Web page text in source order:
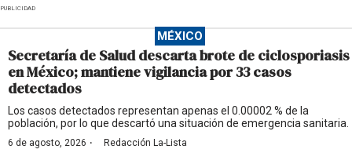
PUBLICIDAD
MÉXICO
Secretaría de Salud descarta brote de ciclosporiasis
en México; mantiene vigilancia por 33 casos
detectados
Los casos detectados representan apenas el 0.00002 % de la
población, por lo que descartó una situación de emergencia sanitaria.
6 de agosto, 2026 · Redacción La-Lista